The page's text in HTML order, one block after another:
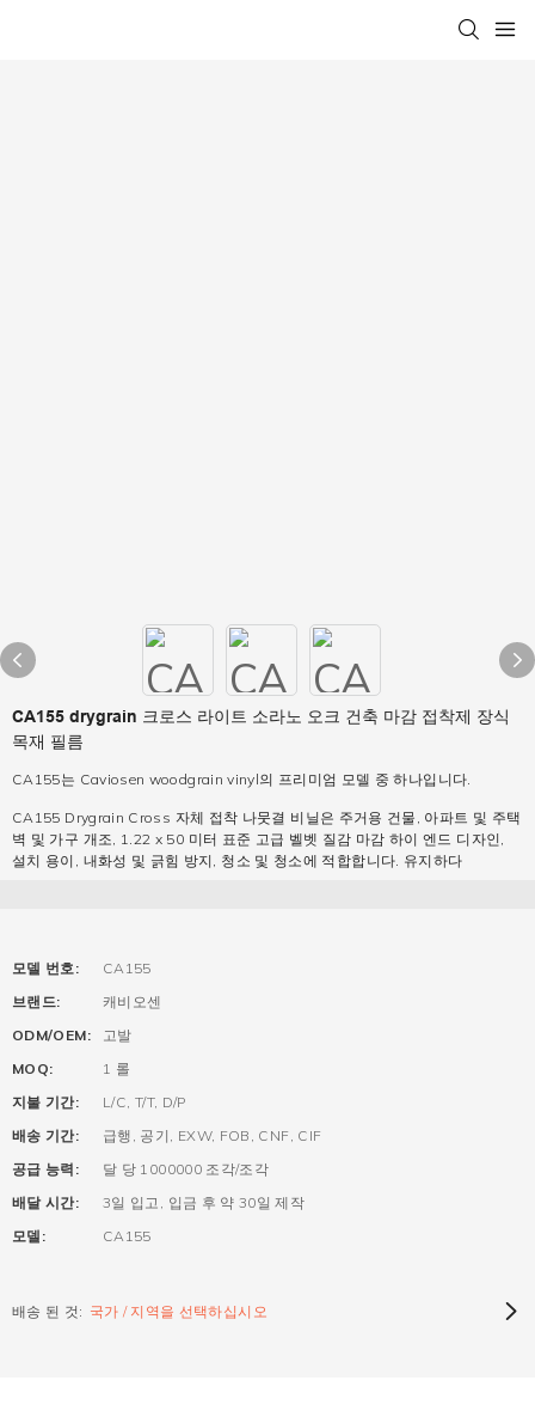
CA155 drygrain 크로스 라이트 소라노 오크 건축 마감 접착제 장식
목재 필름
CA155는 Caviosen woodgrain vinyl의 프리미엄 모델 중 하나입니다.
CA155 Drygrain Cross 자체 접착 나뭇결 비닐은 주거용 건물, 아파트 및 주택
벽 및 가구 개조, 1.22 x 50 미터 표준 고급 벨벳 질감 마감 하이 엔드 디자인,
설치 용이, 내화성 및 긁힘 방지, 청소 및 청소에 적합합니다. 유지하다
모델 번호:
CA155
브랜드:
캐비오센
ODM/OEM:
고발
MOQ:
1 롤
지불 기간:
L/C, T/T, D/P
배송 기간:
급행, 공기, EXW, FOB, CNF, CIF
공급 능력:
달 당 1000000 조각/조각
배달 시간:
3일 입고, 입금 후 약 30일 제작
모델:
CA155
배송 된 것: 국가 / 지역을 선택하십시오